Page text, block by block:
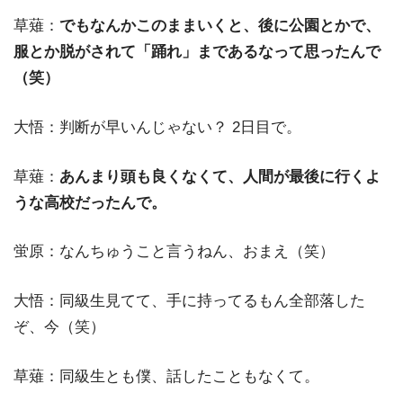
草薙： でもなんかこのままいくと、後に公園とかで、
服とか脱がされて「踊れ」まであるなって思ったんで
（笑）
大悟：判断が早いんじゃない？ 2日目で。
草薙： あんまり頭も良くなくて、人間が最後に行くよ
うな高校だったんで。
蛍原：なんちゅうこと言うねん、おまえ（笑）
大悟：同級生見てて、手に持ってるもん全部落した
ぞ、今（笑）
草薙：同級生とも僕、話したこともなくて。